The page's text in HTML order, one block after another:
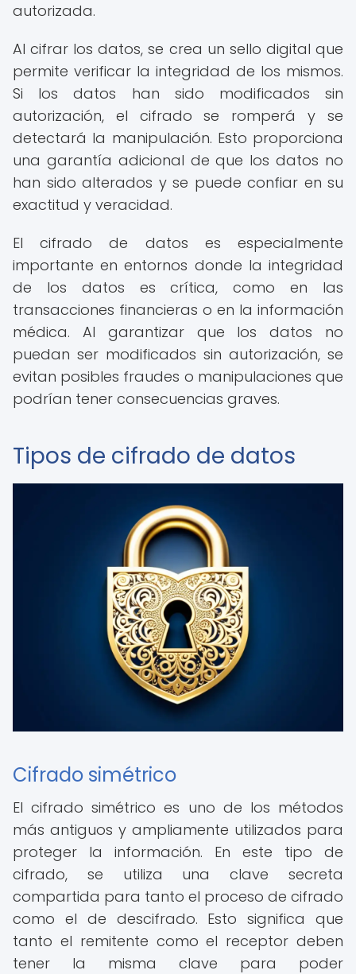
autorizada.
Al cifrar los datos, se crea un sello digital que
permite verificar la integridad de los mismos.
Si los datos han sido modificados sin
autorización, el cifrado se romperá y se
detectará la manipulación. Esto proporciona
una garantía adicional de que los datos no
han sido alterados y se puede confiar en su
exactitud y veracidad.
El cifrado de datos es especialmente
importante en entornos donde la integridad
de los datos es crítica, como en las
transacciones financieras o en la información
médica. Al garantizar que los datos no
puedan ser modificados sin autorización, se
evitan posibles fraudes o manipulaciones que
podrían tener consecuencias graves.
Tipos de cifrado de datos
Cifrado simétrico
El cifrado simétrico es uno de los métodos
más antiguos y ampliamente utilizados para
proteger la información. En este tipo de
cifrado, se utiliza una clave secreta
compartida para tanto el proceso de cifrado
como el de descifrado. Esto significa que
tanto el remitente como el receptor deben
tener la misma clave para poder